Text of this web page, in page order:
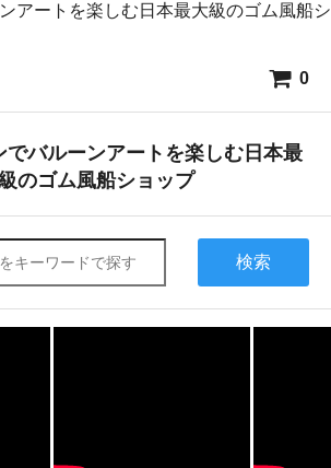
アートを楽しむ日本最大級のゴム風船シ
0
でバルーンアートを楽しむ日本最
のゴム風船ショップ
検索